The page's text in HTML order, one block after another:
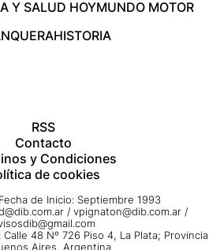
Y SALUD HOYMUNDO MOTOR
HISTORIA
RSS
Contacto
y Condiciones
de cookies
de Inicio: Septiembre 1993
/ vpignaton@dib.com.ar /
48 Nº 726 Piso 4, La Plata; Provincia
Aires, Argentina